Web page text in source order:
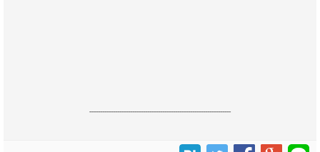
------------------------------------------------------------------